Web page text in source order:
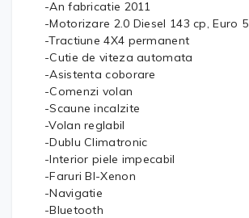
-An fabricatie 2011
-Motorizare 2.0 Diesel 143 cp, Euro 5
-Tractiune 4X4 permanent
-Cutie de viteza automata
-Asistenta coborare
-Comenzi volan
-Scaune incalzite
-Volan reglabil
-Dublu Climatronic
-Interior piele impecabil
-Faruri BI-Xenon
-Navigatie
-Bluetooth